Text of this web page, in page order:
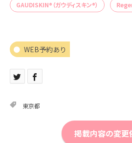
GAUDISKIN®（ガウディスキン®）
WEB予約あり
東京都
掲載内容の変更